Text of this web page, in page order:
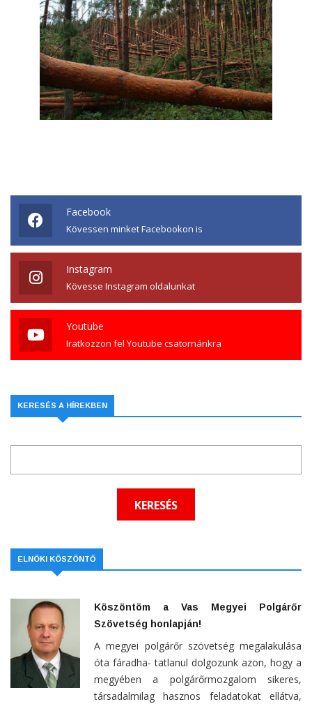
Facebook
Kövessen minket Facebookon is
Instagram
Kövesse Instagram oldalunkat
Youtube
Iratkozzon fel Youtube csatornánkra
KERESÉS A HÍREKBEN
ELNÖKI KÖSZÖNTŐ
Köszöntöm a Vas Megyei Polgárőr
Szövetség honlapján!
A megyei polgárőr szövetség megalakulása
óta fáradha- tatlanul dolgozunk azon, hogy a
megyében a polgárőrmozgalom sikeres,
társadalmilag hasznos feladatokat ellátva,